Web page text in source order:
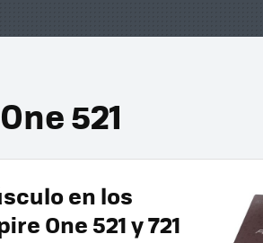
521
en los
One 521 y 721